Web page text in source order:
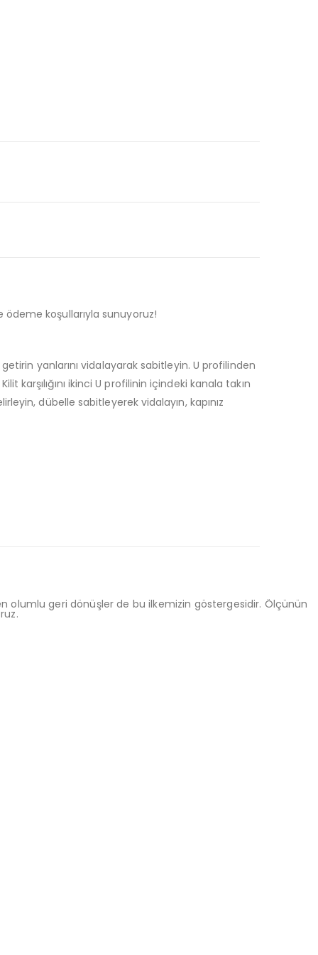
koşullarıyla sunuyoruz!
yanlarını vidalayarak sabitleyin. U profilinden
karşılığını ikinci U profilinin içindeki kanala takın
dübelle sabitleyerek vidalayın, kapınız
olumlu geri dönüşler de bu ilkemizin göstergesidir. Ölçünün